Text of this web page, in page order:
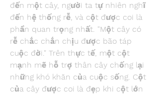
đến một cây, người ta tự nhiên nghĩ
đến hệ thống rễ, và cột được coi là
phần quan trọng nhất. "Một cây có
rễ chắc chắn chịu được bão táp
cuộc đời." Trên thực tế, một cột
mạnh mẽ hỗ trợ thân cây chống lại
những khó khăn của cuộc sống. Cột
của cây được coi là đẹp khi cột lớn